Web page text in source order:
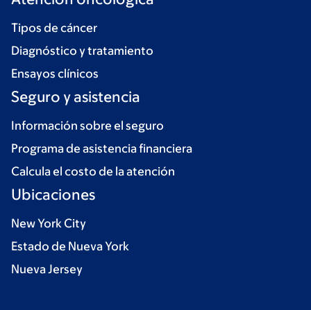
Tipos de cáncer
Diagnóstico y tratamiento
Ensayos clínicos
Seguro y asistencia
Información sobre el seguro
Programa de asistencia financiera
Calcula el costo de la atención
Ubicaciones
New York City
Estado de Nueva York
Nueva Jersey